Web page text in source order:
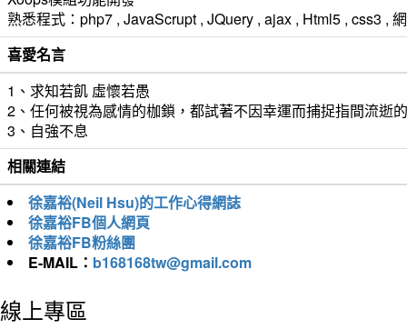
熟悉程式：php7 , JavaScrupt , JQuery , ajax , Html5 , css3 ,
喜愛名言
1、求知若飢 虛懷若愚
2、任何被視為感情的枷鎖，都試著不因幸運而捕捉指間流逝
3、自強不息
相關連結
徐嘉裕(Neil Hsu)的工作心得網誌
徐嘉裕FB個人網頁
徐嘉裕FB粉絲團
E-MAIL： b168168tw@gmail.com
線上專區